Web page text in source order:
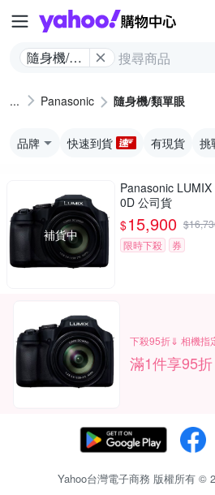
隨身機/類
Panasonic 隨身機/類單眼
品牌 快速到貨 有現貨 挑
補貨中
Panasonic
0D 公司貨
$15,900 $
限時下殺
券
下殺95折⇓ 相機指
滿1件享95折
Yahoo台灣電子商務 版權所有 ©